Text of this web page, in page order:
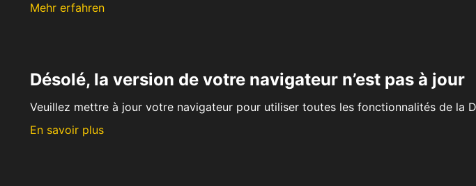
Mehr erfahren
Désolé, la version de votre navigateur n’est pas à jour
Veuillez mettre à jour votre navigateur pour utiliser toutes les fonctionnalités de la
En savoir plus